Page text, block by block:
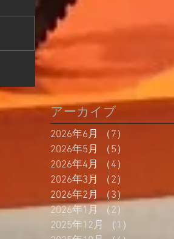
アーカイブ
2026年6月 （7）
2026年5月
（5）
2026年4月
（4）
2026年3月
（2）
2026年2月 （3）3件の記事
2026年1月
（2）
2025年12月
（1）